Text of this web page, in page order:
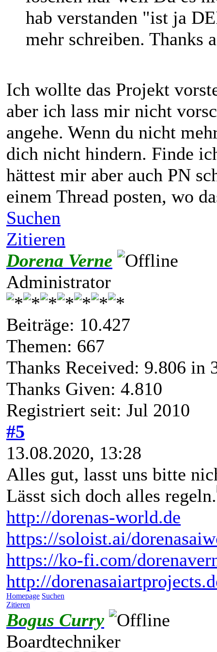
hab verstanden "ist ja
mehr schreiben. Thanks
Ich wollte das Projekt
aber ich lass mir nicht
angehe. Wenn du nicht
dich nicht hindern. Finde
hättest mir aber auch PN
einem Thread posten, wo
Suchen
Zitieren
Dorena Verne
Administrator
Beiträge: 10.427
Themen: 667
Thanks Received: 9.806 in
Thanks Given: 4.810
Registriert seit: Jul 2010
#5
13.08.2020, 13:28
Alles gut, lasst uns bitte
Lässt sich doch alles regeln.
http://dorenas-world.de
https://soloist.ai/
https://ko-fi.com/
http://
Homepage Suchen
Zitieren
Bogus Curry
Boardtechniker